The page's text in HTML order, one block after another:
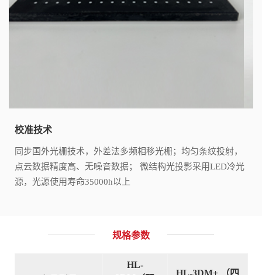
校准技术
同步国外光栅技术，外差法多频相移光栅；均匀条纹投射，
点云数据精度高、无噪音数据； 微结构光投影采用LED冷光
源，光源使用寿命35000h以上
规格参数
HL-